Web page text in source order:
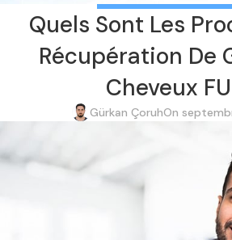
Quels Sont Les
Récupération De
Cheveux
Gürkan ÇoruhOn